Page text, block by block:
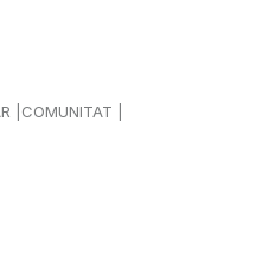
COMUNITAT